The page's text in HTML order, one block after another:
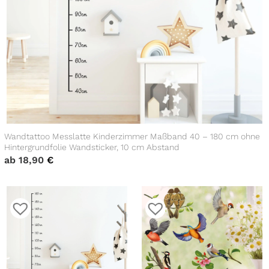
Wandtattoo Messlatte Kinderzimmer Maßband 40 – 180 cm ohne
Hintergrundfolie Wandsticker, 10 cm Abstand
ab 18,90 €